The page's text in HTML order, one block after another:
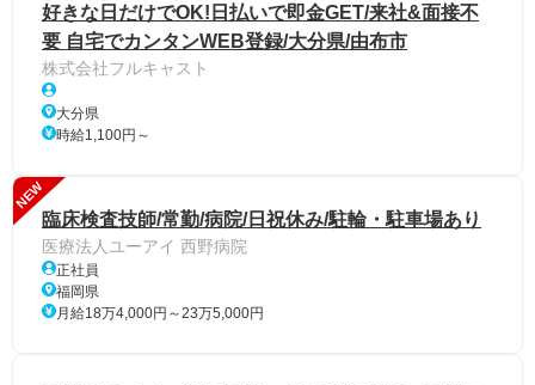
好きな日だけでOK!日払いで即金GET/来社&面接不
要 自宅でカンタンWEB登録/大分県/由布市
株式会社フルキャスト
大分県
時給1,100円～
NEW
臨床検査技師/常勤/病院/日祝休み/駐輪・駐車場あり
医療法人ユーアイ 西野病院
正社員
福岡県
月給18万4,000円～23万5,000円